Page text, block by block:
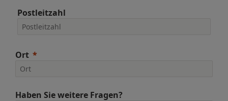
Postleitzahl
Ort
Haben Sie weitere Fragen?